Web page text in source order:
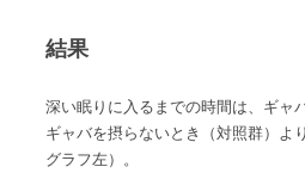
結果
深い眠りに入るまでの時間は、ギャ
ギャバを摂らないとき（対照群）よ
グラフ左）。